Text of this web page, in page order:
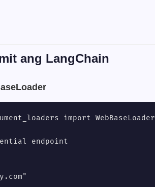
ang LangChain
import WebBaseLoader
endpoint